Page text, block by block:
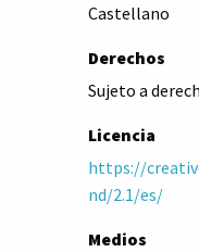
Castellano
Derechos
Sujeto a
Licencia
https://
nd/2.1/es/
Medios